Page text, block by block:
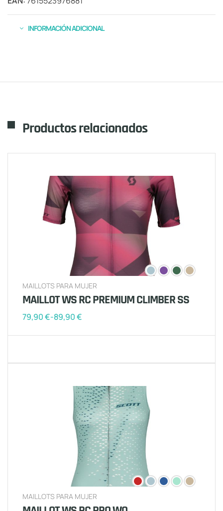
INFORMACIÓN ADICIONAL
Productos relacionados
MAILLOTS PARA MUJER
MAILLOT WS RC PREMIUM CLIMBER SS
79,90€-89,90€
MAILLOTS PARA MUJER